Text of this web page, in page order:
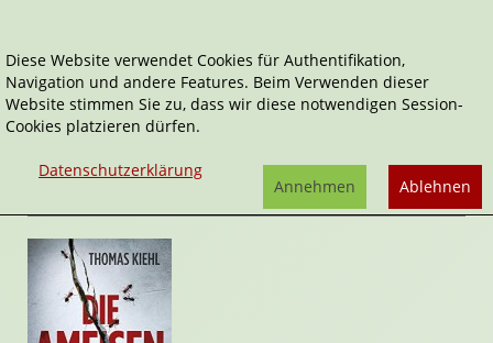
Home Belletristik Die Ameisenfrau
Die Ameisenfrau
Rezension von Stefan Cernohuby | 04. November 2019
Diese Website verwendet Cookies für Authentifikation,
Navigation und andere Features. Beim Verwenden dieser
Website stimmen Sie zu, dass wir diese notwendigen Session-
Cookies platzieren dürfen.
Datenschutzerklärung
Ablehnen
Annehmen